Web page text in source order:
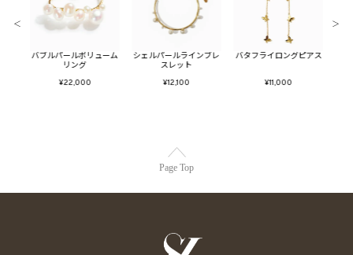
バブルパールボリューム
リング
¥22,000
シェルパールラインブレ
スレット
¥12,100
バタフライロングピアス
¥11,000
＜ ＞
Page Top